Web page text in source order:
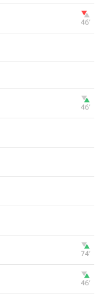
46‎’‎
46‎’‎
74‎’‎
46‎’‎